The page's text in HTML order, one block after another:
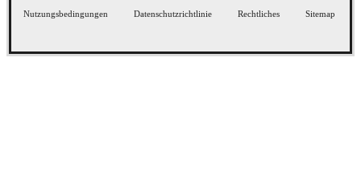
Nutzungsbedingungen Datenschutzrichtlinie Rechtliches Sitemap